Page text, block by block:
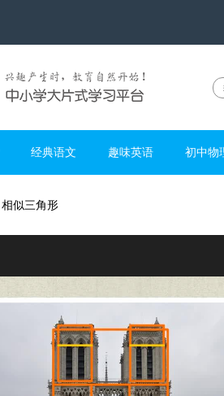
经典语文 趣味英语 初中物
相似三角形